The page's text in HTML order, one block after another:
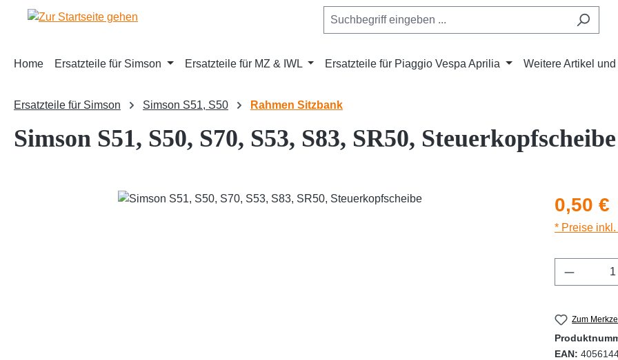
Hauptinhalt springen
Zur Suche springen
Zur Hauptnavigation springen
Home Ersatzteile für Simson Ersatzteile für MZ & IWL Ersatzteile für Piaggio Vespa Aprilia Weitere Artikel und
Ersatzteile für Simson Simson S51, S50 Rahmen Sitzbank
Simson S51, S50, S70, S53, S83, SR50, Steuerkopfscheibe
Bildergalerie überspringen Regulärer
0,50 €
* Preise
Zum
EAN: